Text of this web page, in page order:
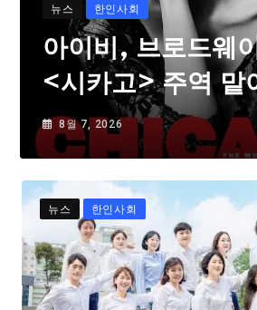
뉴스 한인사회
아이비, 브로드웨
<시카고> 주역 맡
8월 7, 2026
뉴스 한인사회